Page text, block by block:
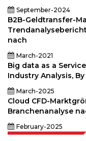
September-2024
B2B-Geldtransfer-
nach
March-2021
Big data as a
Industry Analysis,
March-2025
Cloud CFD-
Branchenanalyse
February-2025